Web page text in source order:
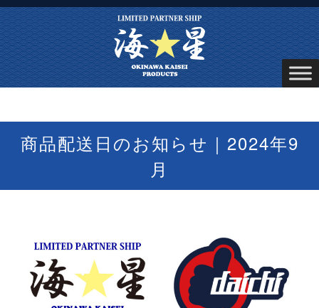
商品配送日のお知らせ｜2024年9
月